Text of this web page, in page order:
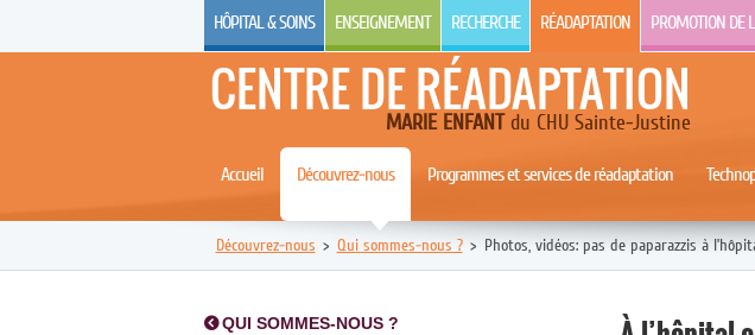
HÔPITAL & SOINS ENSEIGNEMENT RECHERCHE RÉADAPTATION PROMOTION DE
CENTRE DE RÉADAPTATION
MARIE ENFANTdu CHU Sainte-Justine
Accueil Découvrez-nous Programmes et services de réadaptation
Découvrez-nous > Qui sommes-nous ? > Photos, vidéos: pas de paparazzis à
QUI SOMMES-NOUS ?